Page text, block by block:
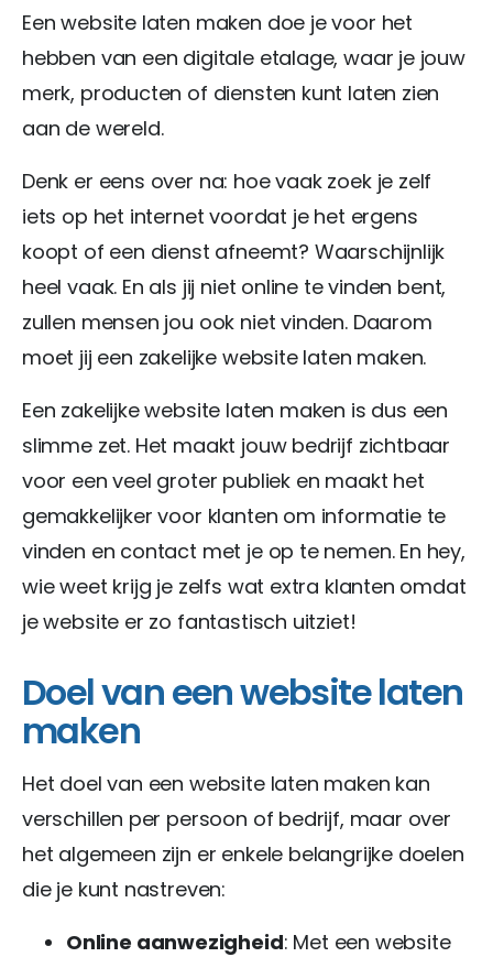
Een website laten maken doe je voor het
hebben van een digitale etalage, waar je jouw
merk, producten of diensten kunt laten zien
aan de wereld.
Denk er eens over na: hoe vaak zoek je zelf
iets op het internet voordat je het ergens
koopt of een dienst afneemt? Waarschijnlijk
heel vaak. En als jij niet online te vinden bent,
zullen mensen jou ook niet vinden. Daarom
moet jij een zakelijke website laten maken.
Een zakelijke website laten maken is dus een
slimme zet. Het maakt jouw bedrijf zichtbaar
voor een veel groter publiek en maakt het
gemakkelijker voor klanten om informatie te
vinden en contact met je op te nemen. En hey,
wie weet krijg je zelfs wat extra klanten omdat
je website er zo fantastisch uitziet!
Doel van een website laten
maken
Het doel van een website laten maken kan
verschillen per persoon of bedrijf, maar over
het algemeen zijn er enkele belangrijke doelen
die je kunt nastreven:
Online aanwezigheid: Met een website